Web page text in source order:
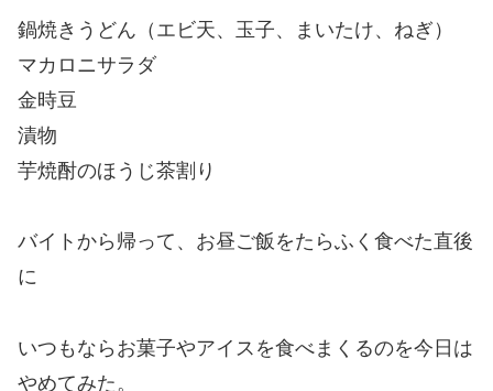
鍋焼きうどん（エビ天、玉子、まいたけ、ねぎ）
マカロニサラダ
金時豆
漬物
芋焼酎のほうじ茶割り
バイトから帰って、お昼ご飯をたらふく食べた直後
に
いつもならお菓子やアイスを食べまくるのを今日は
やめてみた。